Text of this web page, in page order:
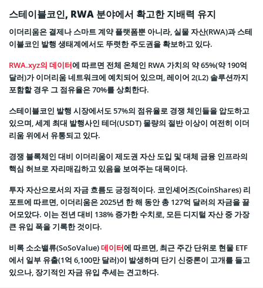
스테이블코인, RWA 분야에서 확고한 지배력 유지
이더리움은 결제나 스마트 계약 플랫폼뿐 아니라, 실물 자산(RWA)과 스테
이블코인 발행 생태계에서도 뚜렷한 주도권을 확보하고 있다.
RWA.xyz의 데이터에 따르면 전체 온체인 RWA 가치의 약 65%(약 190억
달러)가 이더리움 네트워크에 예치되어 있으며, 레이어 2(L2) 솔루션까지
포함할 경우 그 점유율은 70%를 상회한다.
스테이블코인 발행 시장에서도 57%의 점유율로 경쟁 체인들을 압도하고
있으며, 세계 최대 발행사인 테더(USDT) 물량의 절반 이상이 여전히 이더
리움 위에서 유통되고 있다.
경쟁 블록체인 대비 이더리움이 제도권 자산 도입 및 대체 금융 인프라의
핵심 허브로 자리매김하고 있음을 보여주는 대목이다.
투자 자산으로서의 자금 흐름도 긍정적이다. 코인셰어즈(CoinShares) 리
포트에 따르면, 이더리움은 2025년 한 해 동안 총 127억 달러의 자금을 끌
어모았다. 이는 전년 대비 138% 증가한 수치로, 모든 디지털 자산 중 가장
큰 유입 폭을 기록한 것이다.
비록 소소밸류(SoSoValue)데이터에 따르면, 최근 주간 단위로 현물 ETF
에서 일부 유출(1억 6,100만 달러)이 발생하며 단기 신중론이 고개를 들고
있으나, 장기적인 자금 유입 추세는 견고하다.